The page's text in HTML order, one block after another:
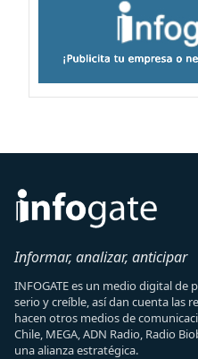
Informar, analizar, anticipar
INFOGATE es un medio digital
serio y creíble, así dan cuenta las
hacen otros medios de
Chile, MEGA, ADN Radio, Radio
una alianza estratégica.